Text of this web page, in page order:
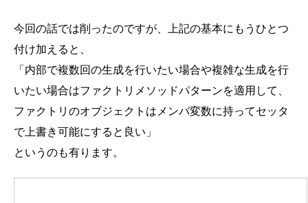
今回の話では削ったのですが、上記の基本にもうひとつ
付け加えると、
「内部で複数回の生成を行いたい場合や複雑な生成を行
いたい場合はファクトリメソッドパターンを適用して、
ファクトリのオブジェクトはメンバ変数に持ってセッタ
で上書き可能にすると良い」
というのも有ります。